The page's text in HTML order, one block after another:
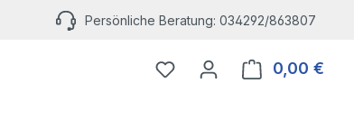
Persönliche Beratung: 034292/863807
Du hast 0 Produkte auf
0,00 €